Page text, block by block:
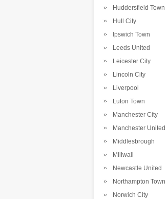
Huddersfield Town
Hull City
Ipswich Town
Leeds United
Leicester City
Lincoln City
Liverpool
Luton Town
Manchester City
Manchester United
Middlesbrough
Millwall
Newcastle United
Northampton Town
Norwich City